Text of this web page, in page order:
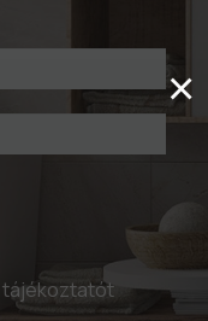
tájékoztatót
×